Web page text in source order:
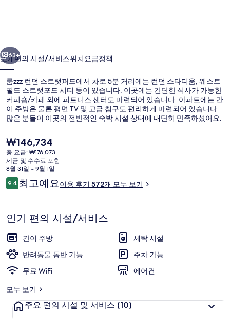
퍼
드
의
사
진
갤
러
리
63+
소개편의 시설/서비스위치요금정책
룸zzz 런던 스트랫퍼드에서 차로 5분 거리에는 런던 스타디움, 웨스트
필드 스트랫포드 시티 등이 있습니다. 이곳에는 간단한 식사가 가능한
커피숍/카페 외에 피트니스 센터도 마련되어 있습니다. 아파트에는 간
이 주방은 물론 평면 TV 및 고급 침구도 편리하게 마련되어 있습니다.
많은 분들이 이곳의 전반적인 숙박 시설 상태에 대단히 만족하셨어요.
서는 9분 거리에 있어 대중 교통편을 이용하기 편리합니다.
현
재
가
격
은
₩146,734
₩146,734
총 요금: ₩176,073
세금 및 수수료 포함
8월 31일 ~ 9월 1일
이
용
기
9.410점 만점 중 9.4점.
최고예요이용 후기 572개 모두 보기
인기 편의 시설/서비스
간이 주방
세탁 시설
반려동물 동반 가능
주차 가능
무료 WiFi
에어컨
모두 보기
주요 편의 시설 및 서비스 (10)